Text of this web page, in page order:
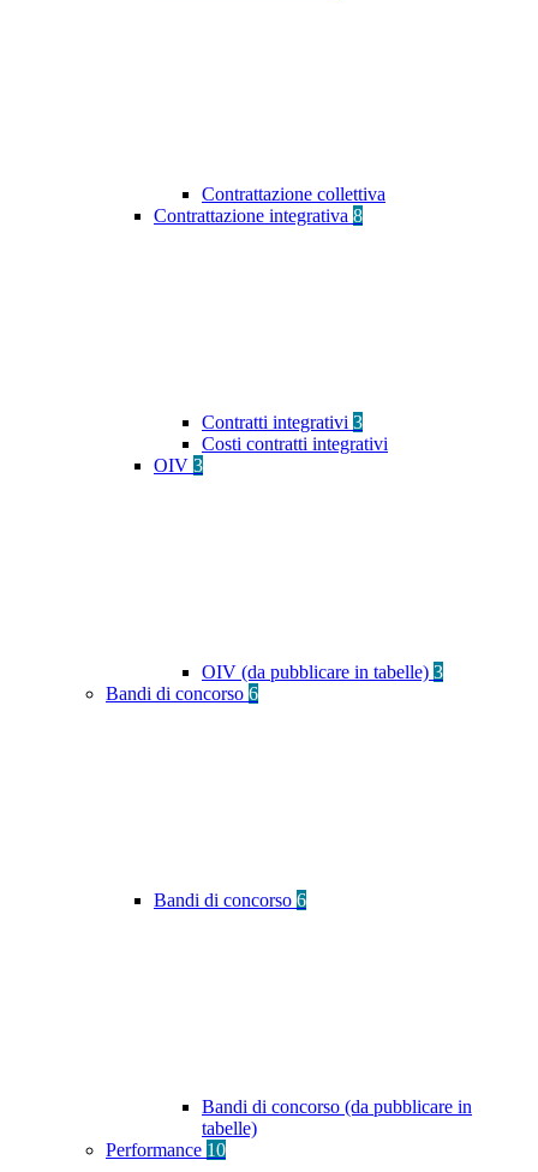
Contrattazione collettiva
Contrattazione integrativa 8
Contratti integrativi 3
Costi contratti integrativi
OIV 3
OIV (da pubblicare in tabelle) 3
Bandi di concorso 6
Bandi di concorso 6
Bandi di concorso (da pubblicare in
tabelle)
Performance 10